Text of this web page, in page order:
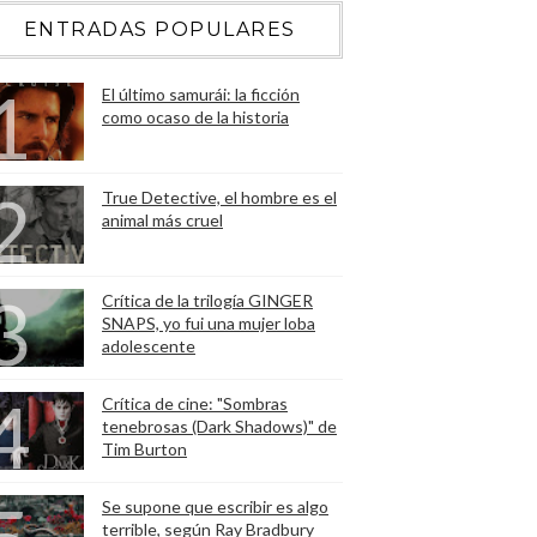
ENTRADAS POPULARES
El último samurái: la ficción
como ocaso de la historia
True Detective, el hombre es el
animal más cruel
Crítica de la trilogía GINGER
SNAPS, yo fui una mujer loba
adolescente
Crítica de cine: "Sombras
tenebrosas (Dark Shadows)" de
Tim Burton
Se supone que escribir es algo
terrible, según Ray Bradbury